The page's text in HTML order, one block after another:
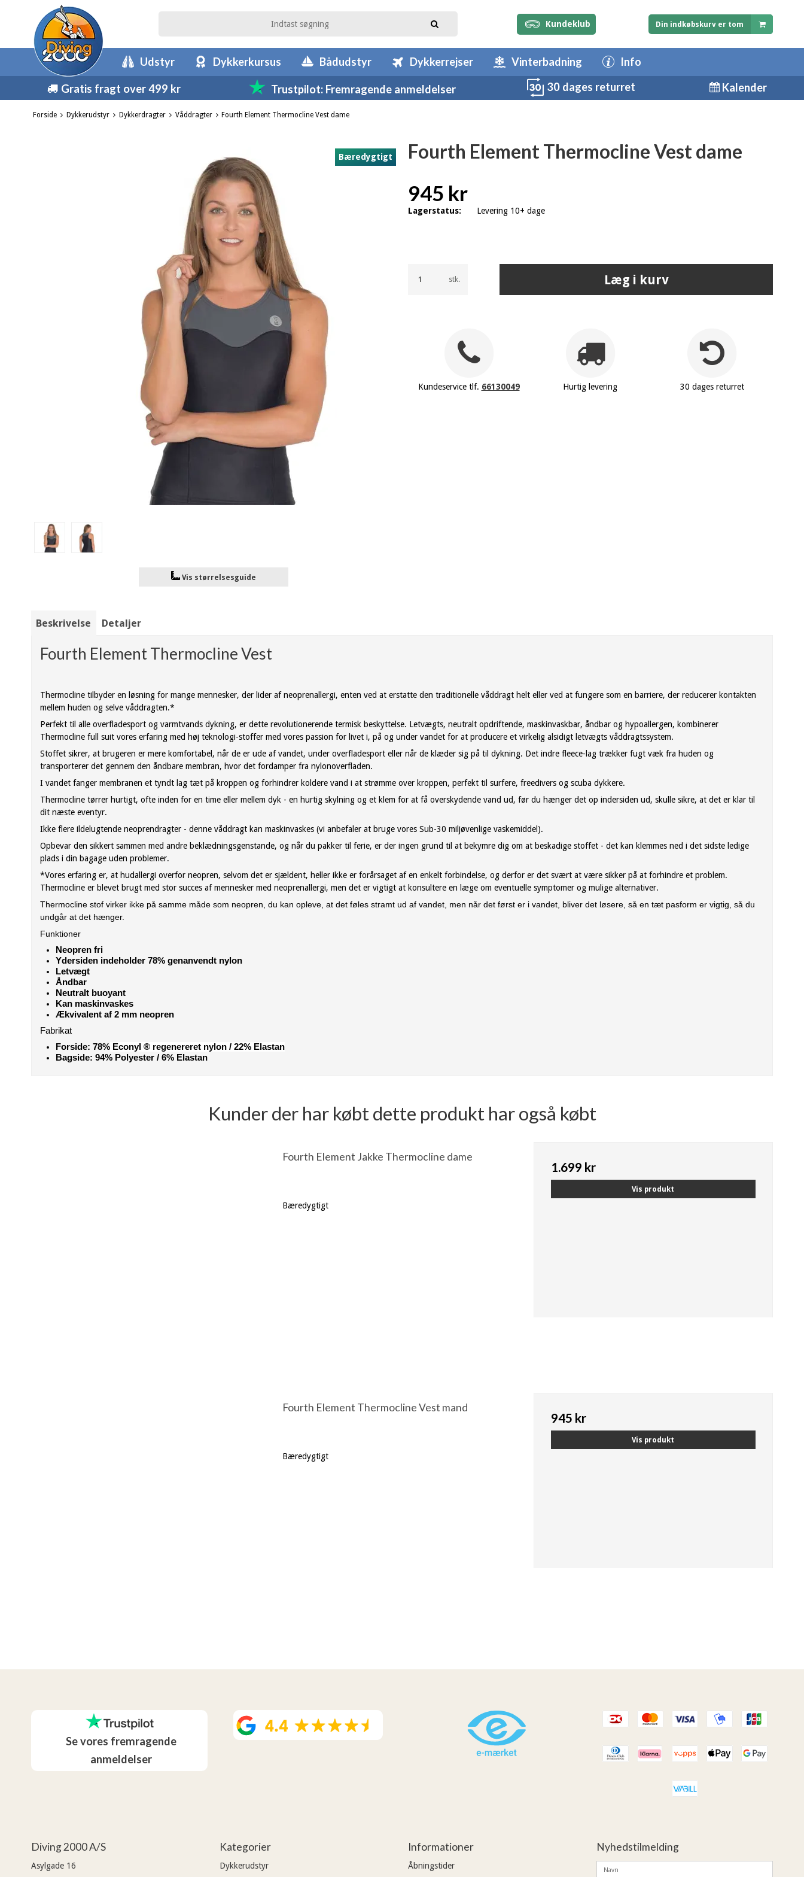
Kundeklub Din indkøbskurv er tom
Udstyr Dykkerkursus Bådudstyr Dykkerrejser Vinterbadning Info
Gratis fragt over 499 kr Trustpilot: Fremragende anmeldelser 30 dages returret Kalender
Forside Dykkerudstyr Dykkerdragter Våddragter Fourth Element Thermocline Vest dame
Bæredygtigt
Vis størrelsesguide
Fourth Element Thermocline Vest dame
945 kr
Lagerstatus: Levering 10+ dage
stk. Læg i kurv
Kundeservice tlf. 66130049 Hurtig levering 30 dages returret
Beskrivelse Detaljer
Fourth Element Thermocline Vest
Thermocline tilbyder en løsning for mange mennesker, der lider af neoprenallergi, enten ved at erstatte den traditionelle våddragt helt eller ved at fungere som en barriere, der reducerer kontakten
mellem huden og selve våddragten.*
Perfekt til alle overfladesport og varmtvands dykning, er dette revolutionerende termisk beskyttelse. Letvægts, neutralt opdriftende, maskinvaskbar, åndbar og hypoallergen, kombinerer
Thermocline full suit vores erfaring med høj teknologi-stoffer med vores passion for livet i, på og under vandet for at producere et virkelig alsidigt letvægts våddragtssystem.
Stoffet sikrer, at brugeren er mere komfortabel, når de er ude af vandet, under overfladesport eller når de klæder sig på til dykning. Det indre fleece-lag trækker fugt væk fra huden og
transporterer det gennem den åndbare membran, hvor det fordamper fra nylonoverfladen.
I vandet fanger membranen et tyndt lag tæt på kroppen og forhindrer koldere vand i at strømme over kroppen, perfekt til surfere, freedivers og scuba dykkere.
Thermocline tørrer hurtigt, ofte inden for en time eller mellem dyk - en hurtig skylning og et klem for at få overskydende vand ud, før du hænger det op indersiden ud, skulle sikre, at det er klar til
dit næste eventyr.
Ikke flere ildelugtende neoprendragter - denne våddragt kan maskinvaskes (vi anbefaler at bruge vores Sub-30 miljøvenlige vaskemiddel).
Opbevar den sikkert sammen med andre beklædningsgenstande, og når du pakker til ferie, er der ingen grund til at bekymre dig om at beskadige stoffet - det kan klemmes ned i det sidste ledige
plads i din bagage uden problemer.
*Vores erfaring er, at hudallergi overfor neopren, selvom det er sjældent, heller ikke er forårsaget af en enkelt forbindelse, og derfor er det svært at være sikker på at forhindre et problem.
Thermocline er blevet brugt med stor succes af mennesker med neoprenallergi, men det er vigtigt at konsultere en læge om eventuelle symptomer og mulige alternativer.
Thermocline stof virker ikke på samme måde som neopren, du kan opleve, at det føles stramt ud af vandet, men når det først er i vandet, bliver det løsere, så en tæt pasform er vigtig, så du
undgår at det hænger.
Funktioner
Neopren fri
Ydersiden indeholder 78% genanvendt nylon
Letvægt
Åndbar
Neutralt buoyant
Kan maskinvaskes
Ækvivalent af 2 mm neopren
Fabrikat
Forside: 78%Econyl ® regenereret nylon / 22% Elastan
Bagside: 94% Polyester / 6% Elastan
Kunder der har købt dette produkt har også købt
Fourth Element Jakke Thermocline dame
Bæredygtigt
1.699 kr
Vis produkt
Fourth Element Thermocline Vest mand
Bæredygtigt
945 kr
Vis produkt
Se vores fremragende
anmeldelser
Diving 2000 A/S
Asylgade 16
Kategorier
Dykkerudstyr
Informationer
Åbningstider
Nyhedstilmelding